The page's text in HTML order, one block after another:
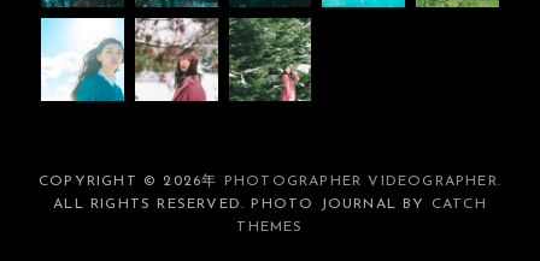
COPYRIGHT © 2026年 PHOTOGRAPHER VIDEOGRAPHER.
ALL RIGHTS RESERVED. PHOTO JOURNAL BY
CATCH
THEMES